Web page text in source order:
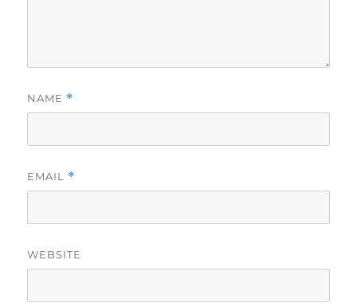
NAME *
EMAIL *
WEBSITE